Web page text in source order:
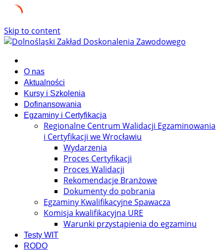
Skip to content
O nas
Aktualności
Kursy i Szkolenia
Dofinansowania
Egzaminy i Certyfikacja
Regionalne Centrum Walidacji Egzaminowania
i Certyfikacji we Wrocławiu
Wydarzenia
Proces Certyfikacji
Proces Walidacji
Rekomendacje Branżowe
Dokumenty do pobrania
Egzaminy Kwalifikacyjne Spawacza
Komisja kwalifikacyjna URE
Warunki przystąpienia do egzaminu
Testy WIT
RODO